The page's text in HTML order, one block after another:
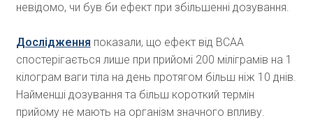
невідомо, чи був би ефект при збільшенні дозування.
Дослідження показали, що ефект від ВСАА
спостерігається лише при прийомі 200 міліграмів на 1
кілограм ваги тіла на день протягом більш ніж 10 днів.
Найменші дозування та більш короткий термін
прийому не мають на організм значного впливу.